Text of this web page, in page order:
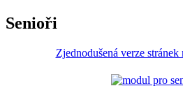
Senioři
Zjednodušená verze